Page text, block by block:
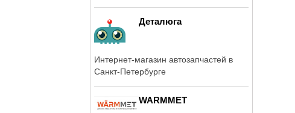
Деталюга
Интернет-магазин автозапчастей в
Санкт-Петербурге
WARMMET